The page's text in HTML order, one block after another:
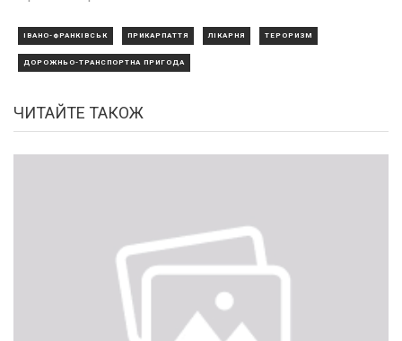
ІВАНО-ФРАНКІВСЬК ПРИКАРПАТТЯ ЛІКАРНЯ ТЕРОРИЗМ
ДОРОЖНЬО-ТРАНСПОРТНА ПРИГОДА
ЧИТАЙТЕ ТАКОЖ